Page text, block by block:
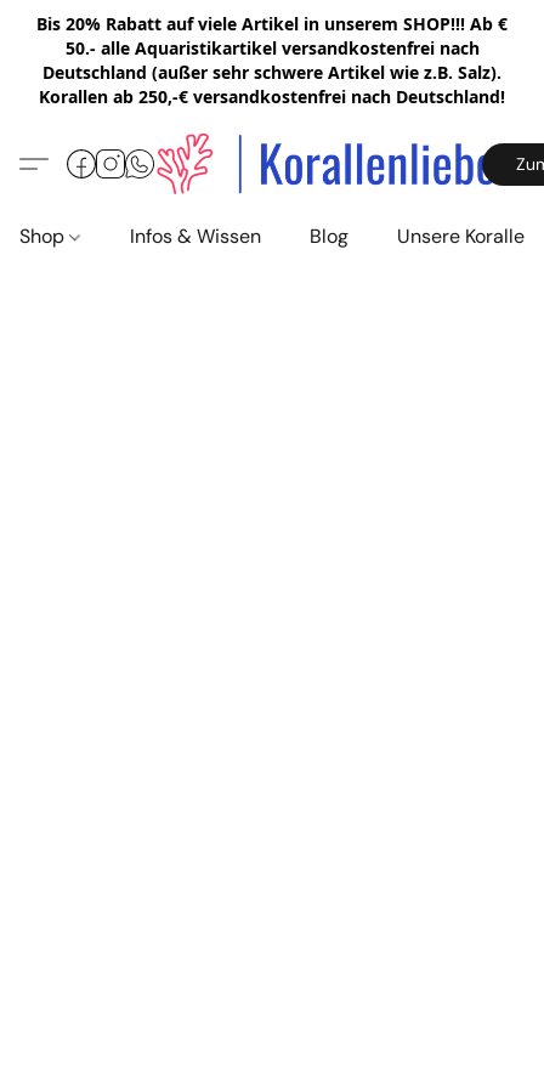
Bis 20% Rabatt auf viele Artikel in unserem SHOP!!! Ab €
50.- alle Aquaristikartikel versandkostenfrei nach
Deutschland (außer sehr schwere Artikel wie z.B. Salz).
Korallen ab 250,-€ versandkostenfrei nach Deutschland!
Shop Infos & Wissen Blog Unsere Korallen